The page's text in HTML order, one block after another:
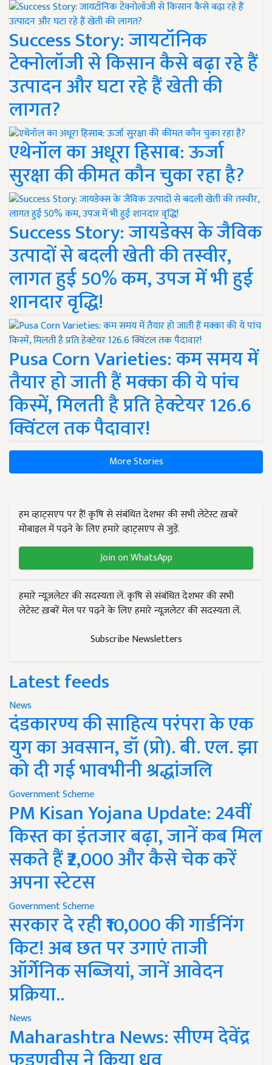
Success Story: जायटॉनिक
टेक्नोलॉजी से किसान कैसे बढ़ा रहे हैं
उत्पादन और घटा रहे हैं खेती की
लागत?
एथेनॉल का अधूरा हिसाब: ऊर्जा
सुरक्षा की कीमत कौन चुका रहा है?
Success Story: जायडेक्स के जैविक
उत्पादों से बदली खेती की तस्वीर,
लागत हुई 50% कम, उपज में भी हुई
शानदार वृद्धि!
Pusa Corn Varieties: कम समय में
तैयार हो जाती हैं मक्का की ये पांच
किस्में, मिलती है प्रति हेक्टेयर 126.6
क्विंटल तक पैदावार!
More Stories
हम व्हाट्सएप पर हैं! कृषि से संबंधित देशभर की सभी लेटेस्ट ख़बरें
मोबाइल में पढ़ने के लिए हमारे व्हाट्सएप से जुड़ें.
Join on WhatsApp
हमारे न्यूज़लेटर की सदस्यता लें. कृषि से संबंधित देशभर की सभी
लेटेस्ट ख़बरें मेल पर पढ़ने के लिए हमारे न्यूज़लेटर की सदस्यता लें.
Subscribe Newsletters
Latest feeds
News
दंडकारण्य की साहित्य परंपरा के एक
युग का अवसान, डॉ (प्रो). बी. एल. झा
को दी गई भावभीनी श्रद्धांजलि
Government Scheme
PM Kisan Yojana Update: 24वीं
किस्त का इंतजार बढ़ा, जानें कब मिल
सकते हैं ₹2,000 और कैसे चेक करें
अपना स्टेटस
Government Scheme
सरकार दे रही ₹10,000 की गार्डनिंग
किट! अब छत पर उगाएं ताजी
ऑर्गेनिक सब्जियां, जानें आवेदन
प्रक्रिया..
News
Maharashtra News: सीएम देवेंद्र